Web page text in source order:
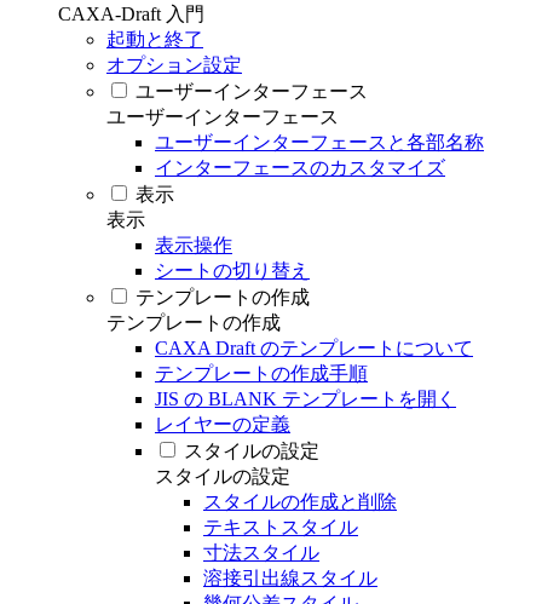
CAXA-Draft 入門
起動と終了
オプション設定
ユーザーインターフェース
ユーザーインターフェース
ユーザーインターフェースと各部名称
インターフェースのカスタマイズ
表示
表示
表示操作
シートの切り替え
テンプレートの作成
テンプレートの作成
CAXA Draft のテンプレートについて
テンプレートの作成手順
JIS の BLANK テンプレートを開く
レイヤーの定義
スタイルの設定
スタイルの設定
スタイルの作成と削除
テキストスタイル
寸法スタイル
溶接引出線スタイル